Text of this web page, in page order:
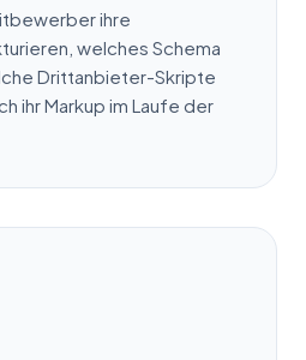
ihre
welches Schema
Drittanbieter-Skripte
ihr Markup im Laufe der